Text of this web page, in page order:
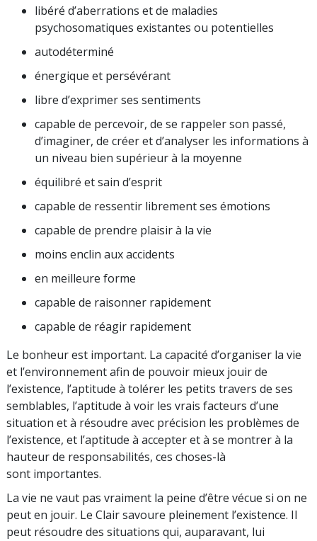
libéré d’aberrations et de maladies
psychosomatiques existantes ou potentielles
autodéterminé
énergique et persévérant
libre d’exprimer ses sentiments
capable de percevoir, de se rappeler son passé,
d’imaginer, de créer et d’analyser les informations à
un niveau bien supérieur à la moyenne
équilibré et sain d’esprit
capable de ressentir librement ses émotions
capable de prendre plaisir à la vie
moins enclin aux accidents
en meilleure forme
capable de raisonner rapidement
capable de réagir rapidement
Le bonheur est important. La capacité d’organiser la vie
et l’environnement afin de pouvoir mieux jouir de
l’existence, l’aptitude à tolérer les petits travers de ses
semblables, l’aptitude à voir les vrais facteurs d’une
situation et à résoudre avec précision les problèmes de
l’existence, et l’aptitude à accepter et à se montrer à la
hauteur de responsabilités, ces choses-là
sont importantes.
La vie ne vaut pas vraiment la peine d’être vécue si on ne
peut en jouir. Le Clair savoure pleinement l’existence. Il
peut résoudre des situations qui, auparavant, lui